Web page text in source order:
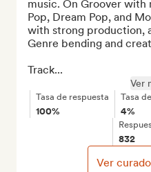
music. On Groover
Pop, Dream Pop, and
with strong production,
Genre bending and
Track...
Ver
Tasa de respuesta
100%
Tasa
4%
832
Ver